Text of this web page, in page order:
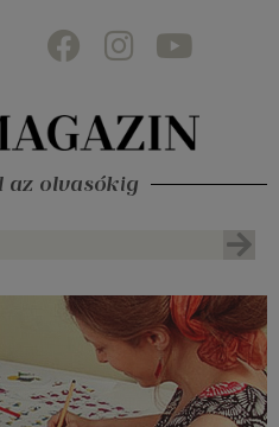
az olvasókig